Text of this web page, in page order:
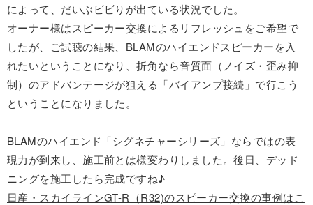
によって、だいぶビビりが出ている状況でした。
オーナー様はスピーカー交換によるリフレッシュをご希望で
したが、ご試聴の結果、BLAMのハイエンドスピーカーを入
れたいということになり、折角なら音質面（ノイズ・歪み抑
制）のアドバンテージが狙える「バイアンプ接続」で行こう
ということになりました。
BLAMのハイエンド「シグネチャーシリーズ」ならではの表
現力が到来し、施工前とは様変わりしました。後日、デッド
ニングを施工したら完成ですね♪
日産・スカイラインGT-R（R32)のスピーカー交換の事例はこ